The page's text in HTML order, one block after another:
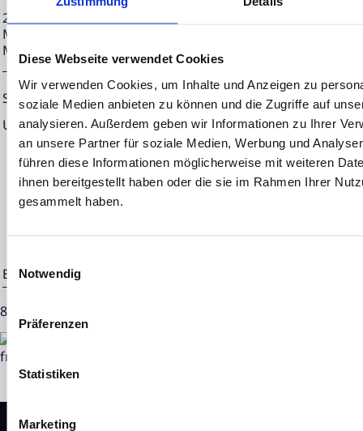
Diese Webseite verwendet Cookies
Wir verwenden Cookies, um Inhalte und Anzeigen zu
soziale Medien anbieten zu können und die Zugriffe auf
analysieren. Außerdem geben wir Informationen zu Ihrer
an unsere Partner für soziale Medien, Werbung und
führen diese Informationen möglicherweise mit weiteren
ihnen bereitgestellt haben oder die sie im Rahmen Ihrer
gesammelt haben.
Notwendig
Präferenzen
Statistiken
Marketing
28.02.2024 CET/CEST Die EQS Distributionsservices
Meldepflichten, Corporate News/Finanznachrichten und
Medienarchiv unter https://eqs-news.com
Sprache:
Deutsch
Unternehmen:
NEON EQUITY AG
Mörfelder Landstraße
60598 Frankfurt
Ende der Mitteilung
89897 28.02.2024 CET/CEST